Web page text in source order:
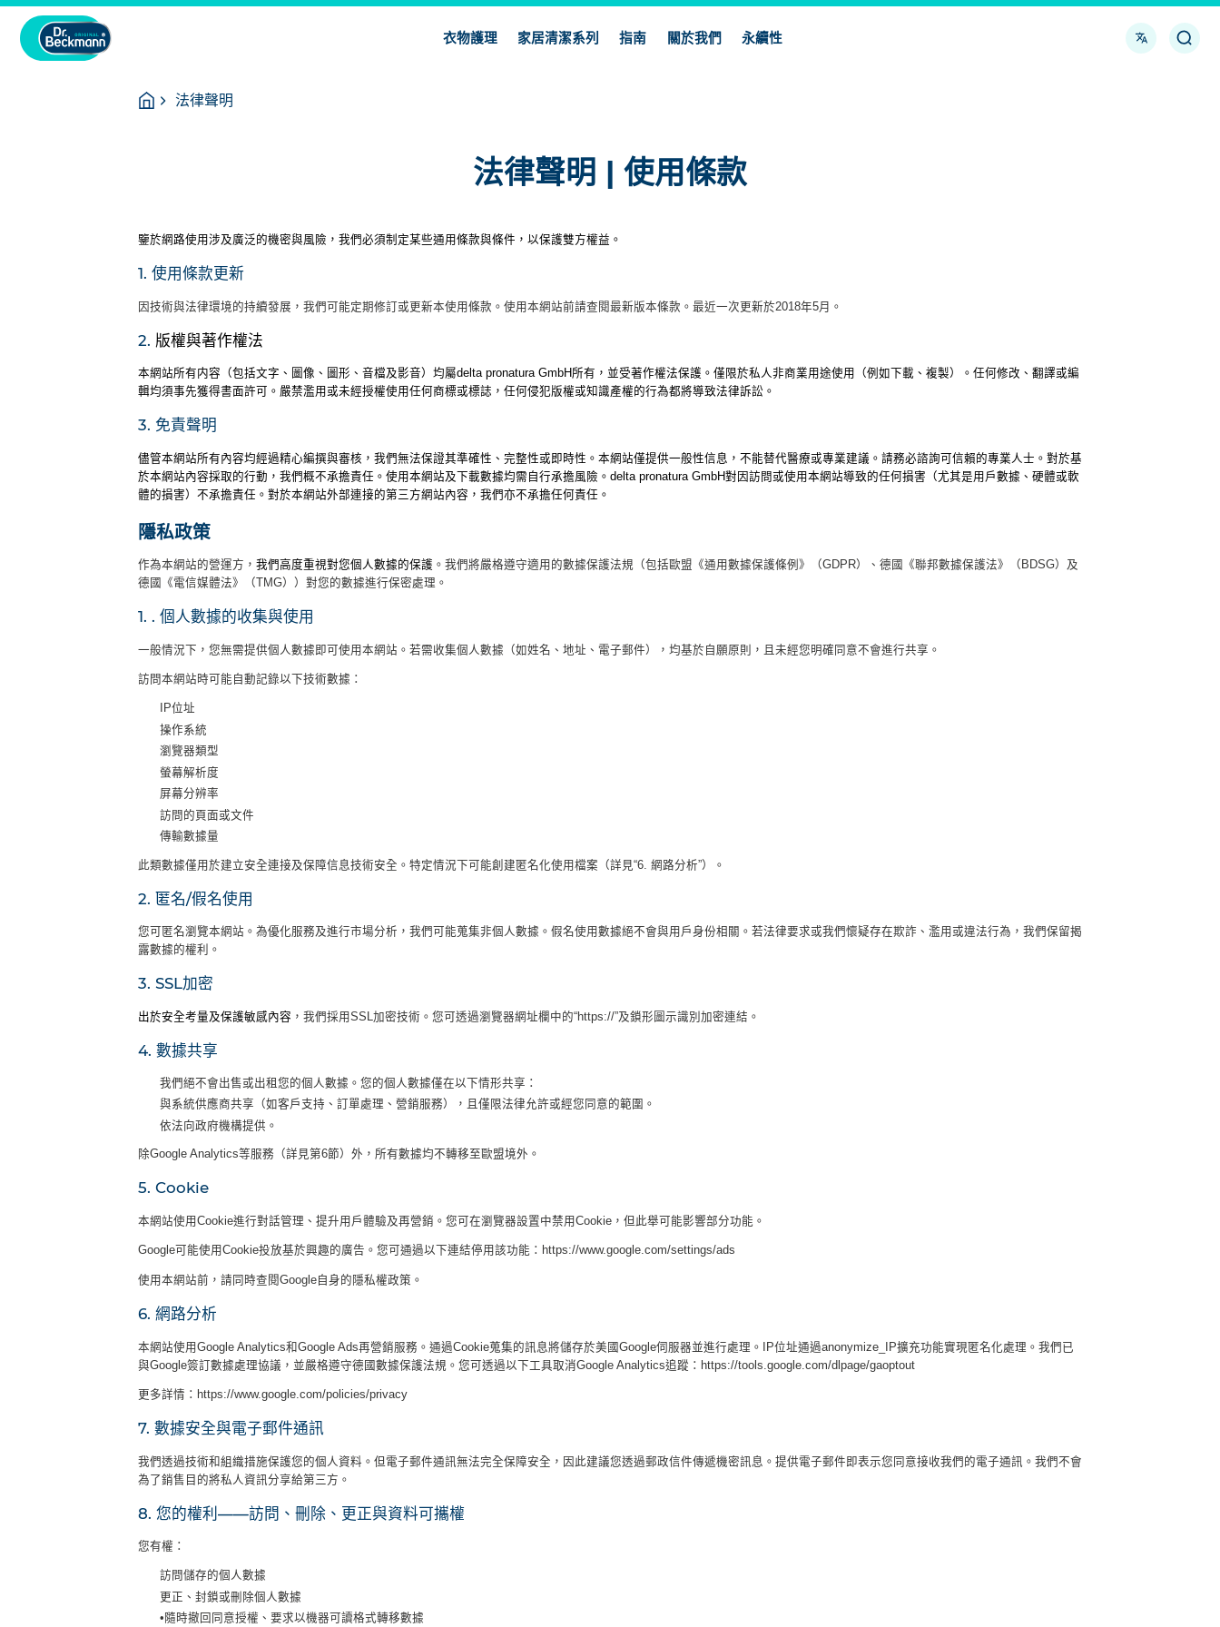
衣物護理 家居清潔系列 指南 關於我們 永續性
語
言
開
啟
You
are
Homepage
法律聲明
法律聲明 | 使用條款
鑒於網路使用涉及廣泛的機密與風險，我們必須制定某些通用條款與條件，以保護雙方權益。
1. 使用條款更新
因技術與法律環境的持續發展，我們可能定期修訂或更新本使用條款。使用本網站前請查閱最新版本條款。最近一次更新於2018年5月。
2. 版權與著作權法
本網站所有内容（包括文字、圖像、圖形、音檔及影音）均屬delta pronatura GmbH所有，並受著作權法保護。僅限於私人非商業用途使用（例如下載、複製）。任何修改、翻譯或編
輯均須事先獲得書面許可。嚴禁濫用或未經授權使用任何商標或標誌，任何侵犯版權或知識產權的行為都將導致法律訴訟。
3. 免責聲明
儘管本網站所有內容均經過精心編撰與審核，我們無法保證其準確性、完整性或即時性。本網站僅提供一般性信息，不能替代醫療或專業建議。請務必諮詢可信賴的專業人士。對於基
於本網站內容採取的行動，我們概不承擔責任。使用本網站及下載數據均需自行承擔風險。delta pronatura GmbH對因訪問或使用本網站導致的任何損害（尤其是用戶數據、硬體或軟
體的損害）不承擔責任。對於本網站外部連接的第三方網站內容，我們亦不承擔任何責任。
隱私政策
作為本網站的營運方， 我們高度重視對您個人數據的保護 。我們將嚴格遵守適用的數據保護法規（包括歐盟《通用數據保護條例》（GDPR）、德國《聯邦數據保護法》（BDSG）及
德國《電信媒體法》（TMG））對您的數據進行保密處理。
1. . 個人數據的收集與使用
一般情況下，您無需提供個人數據即可使用本網站。若需收集個人數據（如姓名、地址、電子郵件），均基於自願原則，且未經您明確同意不會進行共享。
訪問本網站時可能自動記錄以下技術數據：
IP位址
操作系統
瀏覽器類型
螢幕解析度
屏幕分辨率
訪問的頁面或文件
傳輸數據量
此類數據僅用於建立安全連接及保障信息技術安全。特定情況下可能創建匿名化使用檔案（詳見“6. 網路分析”）。
2. 匿名/假名使用
您可匿名瀏覽本網站。為優化服務及進行市場分析，我們可能蒐集非個人數據。假名使用數據絕不會與用戶身份相關。若法律要求或我們懷疑存在欺詐、濫用或違法行為，我們保留揭
露數據的權利。
3. SSL加密
出於安全考量及保護敏感內容 ，我們採用SSL加密技術。您可透過瀏覽器網址欄中的“https://”及鎖形圖示識別加密連結 。
4. 數據共享
我們絕不會出售或出租您的個人數據。您的個人數據僅在以下情形共享：
與系統供應商共享（如客戶支持、訂單處理、營銷服務），且僅限法律允許或經您同意的範圍。
依法向政府機構提供。
除Google Analytics等服務（詳見第6節）外，所有數據均不轉移至歐盟境外。
5. Cookie
本網站使用Cookie進行對話管理、提升用戶體驗及再營銷。您可在瀏覽器設置中禁用Cookie，但此舉可能影響部分功能。
Google可能使用Cookie投放基於興趣的廣告。您可通過以下連結停用該功能：https://www.google.com/settings/ads
使用本網站前，請同時查閱Google自身的隱私權政策。
6. 網路分析
本網站使用Google Analytics和Google Ads再營銷服務。通過Cookie蒐集的訊息將儲存於美國Google伺服器並進行處理。IP位址通過anonymize_IP擴充功能實現匿名化處理。我們已
與Google簽訂數據處理協議，並嚴格遵守德國數據保護法規。您可透過以下工具取消Google Analytics追蹤：https://tools.google.com/dlpage/gaoptout
更多詳情：https://www.google.com/policies/privacy
7. 數據安全與電子郵件通訊
我們透過技術和組織措施保護您的個人資料。但電子郵件通訊無法完全保障安全，因此建議您透過郵政信件傳遞機密訊息。提供電子郵件即表示您同意接收我們的電子通訊。 我們不會
為了銷售目的將私人資訊分享給第三方 。
8. 您的權利——訪問、刪除、更正與資料可攜權
您有權：
訪問儲存的個人數據
更正、封鎖或刪除個人數據
• 隨時撤回同意授權、要求以機器可讀格式轉移數據